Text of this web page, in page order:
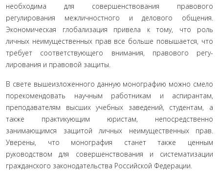
необходи­ма для совершенствования правового
регулирования межличностного и делового общения.
Экономиче­ская глобализация привела к тому, что роль
личных неимущественных прав все больше повышается, что
требует соответствующего внимания, правового регу­
лирования и правовой защиты.
В свете вышеизложенного данную монографию можно смело
порекомендовать научным работникам и аспирантам,
преподавателям высших учебных заве­дений, студентам, а
также практикующим юристам, непосредственно
занимающимся защитой личных неимущественных прав.
Уверены, что монография станет также ценным
руководством для совершен­ствования и систематизации
гражданского законода­тельства Российской Федерации.